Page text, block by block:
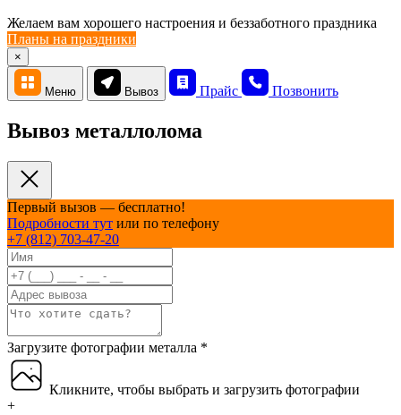
Желаем вам хорошего настроения и беззаботного праздника
Планы на праздники
×
Меню Вывоз Прайс Позвонить
Вывоз металлолома
Первый вызов — бесплатно!
Подробности тут или по телефону
+7 (812) 703-47-20
Загрузите фотографии металла *
Кликните, чтобы выбрать и загрузить фотографии
+